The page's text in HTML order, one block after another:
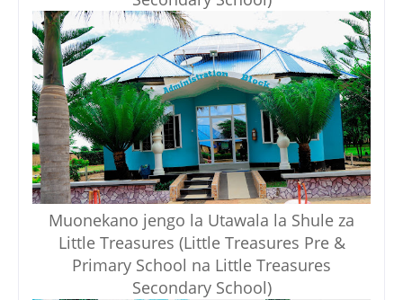
Muonekano jengo la Utawala la Shule za
Little Treasures (Little Treasures Pre &
Primary School na Little Treasures
Secondary School)